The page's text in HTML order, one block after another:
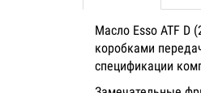
Масло Esso ATF D
коробками
спецификации